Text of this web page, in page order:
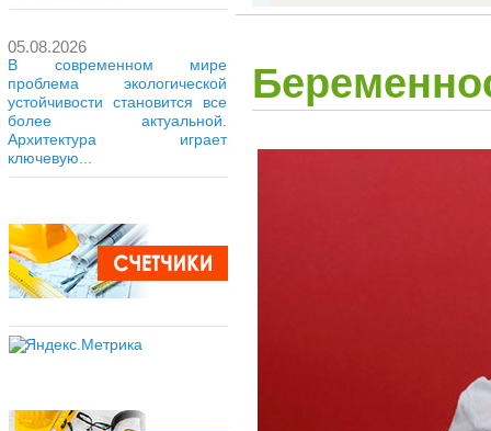
05.08.2026
В современном мире
проблема экологической
устойчивости становится все
более актуальной.
Архитектура играет
ключевую...